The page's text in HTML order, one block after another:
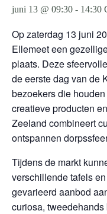
juni 13 @ 09:30 - 14:30
Op zaterdag 13 juni
Ellemeet een
plaats. Deze
de eerste dag van de
bezoekers die
creatieve producten
Zeeland combineert
ontspannen
Tijdens de markt
verschillende tafels
gevarieerd aanbod
curiosa,